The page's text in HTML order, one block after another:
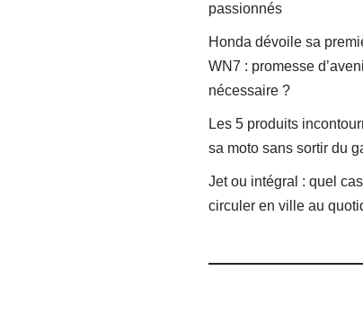
passionnés
Honda dévoile sa
WN7 : promesse
nécessaire ?
Les 5 produits
sa moto sans sortir du
Jet ou intégral : quel
circuler en ville au